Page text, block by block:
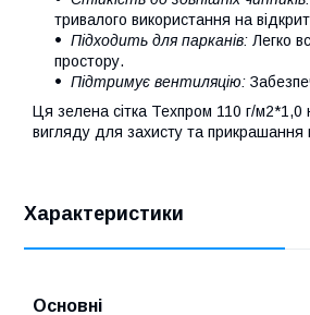
тривалого використання на
Підходить для парканів: Легко
простору.
Підтримує вентиляцію:
Ця зелена сітка Техпром 110 г/м2*1,0
вигляду для захисту та прикрашання
Характеристики
Основні